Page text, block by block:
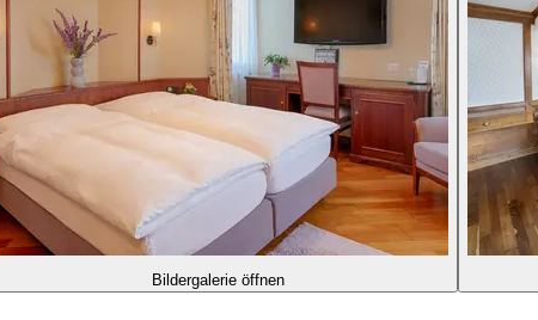
Bildergalerie öffnen